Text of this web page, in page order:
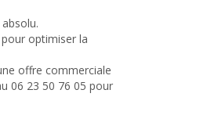
optimiser la
offre commerciale
06 23 50 76 05 pour